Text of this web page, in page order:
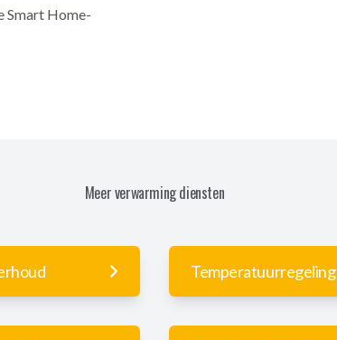
Smart Home-
Meer verwarming diensten
Temperatuurregeling